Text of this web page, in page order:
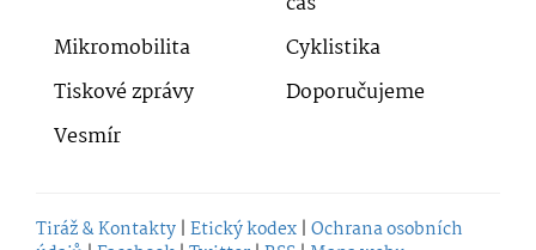
Mikromobilita
Cyklistika
Tiskové zprávy
Doporučujeme
Vesmír
Tiráž & Kontakty | Etický kodex | Ochrana osobních